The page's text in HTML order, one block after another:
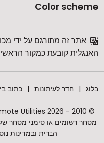
Color scheme
אתר זה מתורגם על ידי
האנגלית קובעת כמקור
בלוג חדר לעיתונות כתוב
הברית ובמדינות